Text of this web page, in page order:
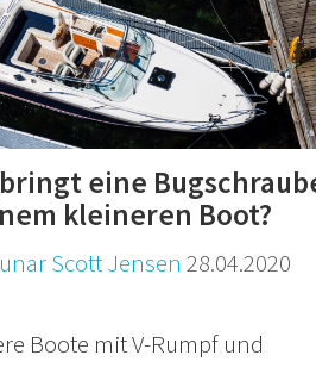
eine
kleineren Boot?
Scott Jensen 28.04.2020
Boote mit V-Rumpf und